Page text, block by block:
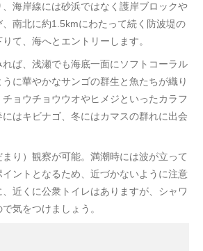
海岸線には砂浜ではなく護岸ブロックや
南北に約1.5kmにわたって続く防波堤の
て、海へとエントリーします。
ば、浅瀬でも海底一面にソフトコーラル
に華やかなサンゴの群生と魚たちが織り
ョウチョウウオやヒメジといったカラフ
はキビナゴ、冬にはカマスの群れに出会
り）観察が可能。満潮時には波が立って
ントとなるため、近づかないように注意
近くに公衆トイレはありますが、シャワ
気をつけましょう。